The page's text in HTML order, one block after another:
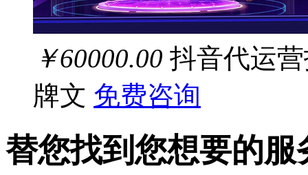
￥60000.00 抖音代运
牌文 免费咨询
替您找到您想要的